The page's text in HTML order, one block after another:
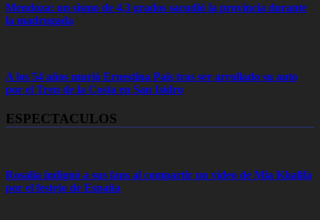
Mendoza: un sismo de 4,3 grados sacudió la provincia durante
la madrugada
A los 54 años murió Ernestina Pais tras ser arrollado su auto
por el Tren de la Costa en San Isidro
ESPECTACULOS
Rosalía indignó a sus fans al compartir un video de Mia Khalifa
por el festejo de España